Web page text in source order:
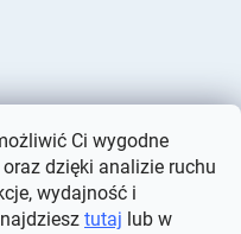
Ci wygodne
dzięki analizie ruchu
wydajność i
tutaj lub w